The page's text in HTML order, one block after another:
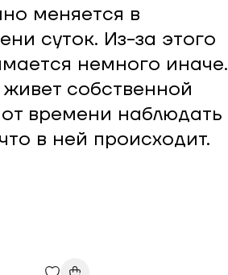
меняется в
суток. Из-за этого
немного иначе.
собственной
времени наблюдать
в ней происходит.